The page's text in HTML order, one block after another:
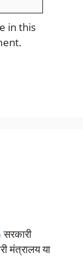
in this
सरकारी
मंत्रालय या